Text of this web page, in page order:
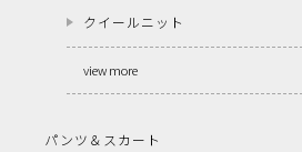
クイールニット
view more
パンツ＆スカート